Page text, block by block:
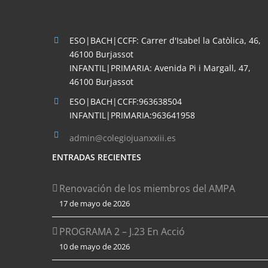
ESO|BACH|CCFF: Carrer d'Isabel la Catòlica, 46,
46100 Burjassot
INFANTIL|PRIMARIA: Avenida Pi i Margall, 47,
46100 Burjassot
ESO|BACH|CCFF:963638504
INFANTIL|PRIMARIA:963641958
admin@colegiojuanxxiii.es
ENTRADAS RECIENTES
Renovación de los miembros del AMPA
17 de mayo de 2026
PROGRAMA 2 – J.23 En Acció
10 de mayo de 2026